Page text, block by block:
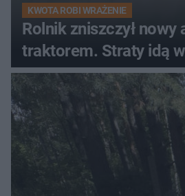
KWOTA ROBI WRAŻENIE
Rolnik zniszczył nowy
traktorem. Straty idą